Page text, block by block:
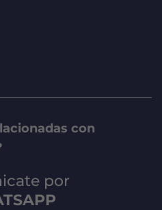
con
por